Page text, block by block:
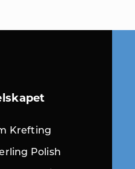
Krefting
Polish